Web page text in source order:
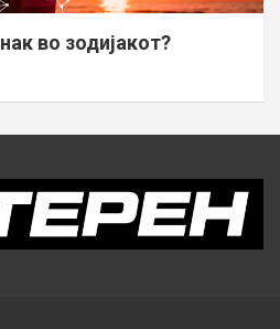
во зодијакот?